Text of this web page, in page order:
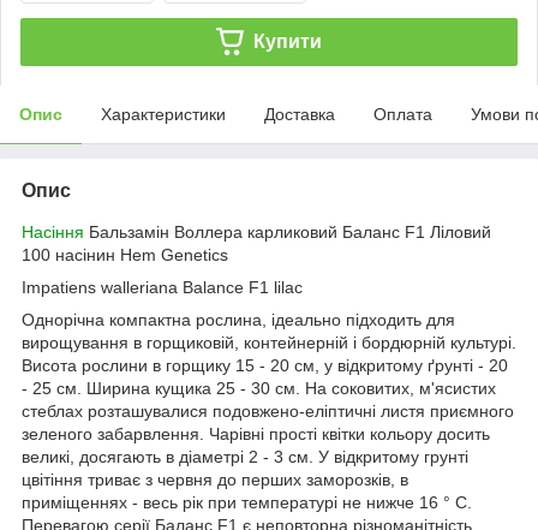
Купити
Опис Характеристики Доставка Оплата Умови
Опис
Насіння Бальзамін Воллера карликовий Баланс F1 Ліловий
100 насінин Hem Genetics
Impatiens walleriana Balance F1 lilac
Однорічна компактна рослина, ідеально підходить для
вирощування в горщиковій, контейнерній і бордюрній культурі.
Висота рослини в горщику 15 - 20 см, у відкритому ґрунті - 20
- 25 см. Ширина кущика 25 - 30 см. На соковитих, м'ясистих
стеблах розташувалися подовжено-еліптичні листя приємного
зеленого забарвлення. Чарівні прості квітки кольору досить
великі, досягають в діаметрі 2 - 3 см. У відкритому грунті
цвітіння триває з червня до перших заморозків, в
приміщеннях - весь рік при температурі не нижче 16 ° С.
Перевагою серії Баланс F1 є неповторна різноманітність